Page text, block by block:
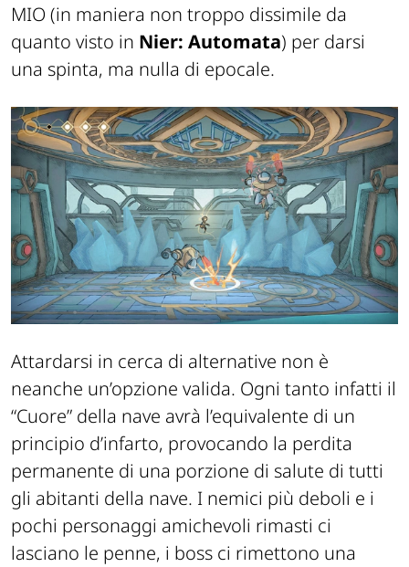
MIO (in maniera non troppo dissimile da
quanto visto in Nier: Automata) per darsi
una spinta, ma nulla di epocale.
Attardarsi in cerca di alternative non è
neanche un’opzione valida. Ogni tanto infatti il
“Cuore” della nave avrà l’equivalente di un
principio d’infarto, provocando la perdita
permanente di una porzione di salute di tutti
gli abitanti della nave. I nemici più deboli e i
pochi personaggi amichevoli rimasti ci
lasciano le penne, i boss ci rimettono una